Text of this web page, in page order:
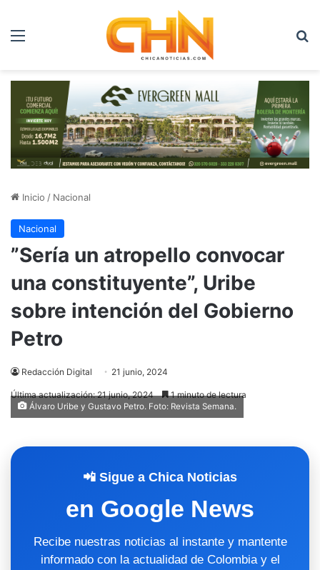
Menú
Inicio / Nacional
Nacional
”Sería un atropello convocar
una constituyente”, Uribe
sobre intención del Gobierno
Petro
Redacción Digital 21 junio, 2024
Última actualización: 21 junio, 2024 1 minuto de lectura
Álvaro Uribe y Gustavo Petro. Foto: Revista Semana.
📲 Sigue a Chica Noticias
en Google News
Recibe nuestras noticias al instante y mantente
informado con la actualidad de Colombia y el